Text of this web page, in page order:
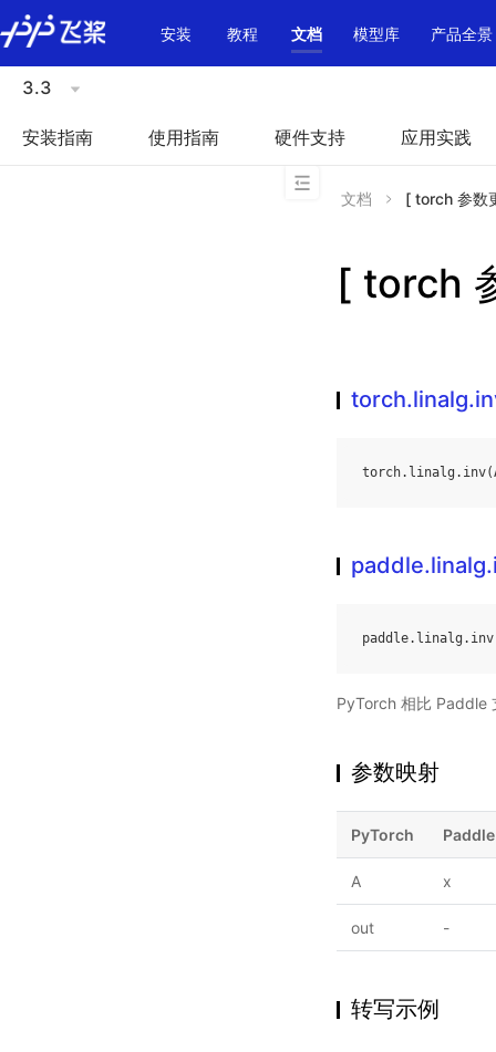
\u200E
安装
教程 文档 模型库 产品全景
3.3
安装指南 使用指南 硬件支持 应用实践
文档 [ torch 参数
[ torch
torch. linalg . inv(
paddle. linalg . inv
PyTorch 相比 Paddle
参数映射
PyTorch
A x
out -
转写示例